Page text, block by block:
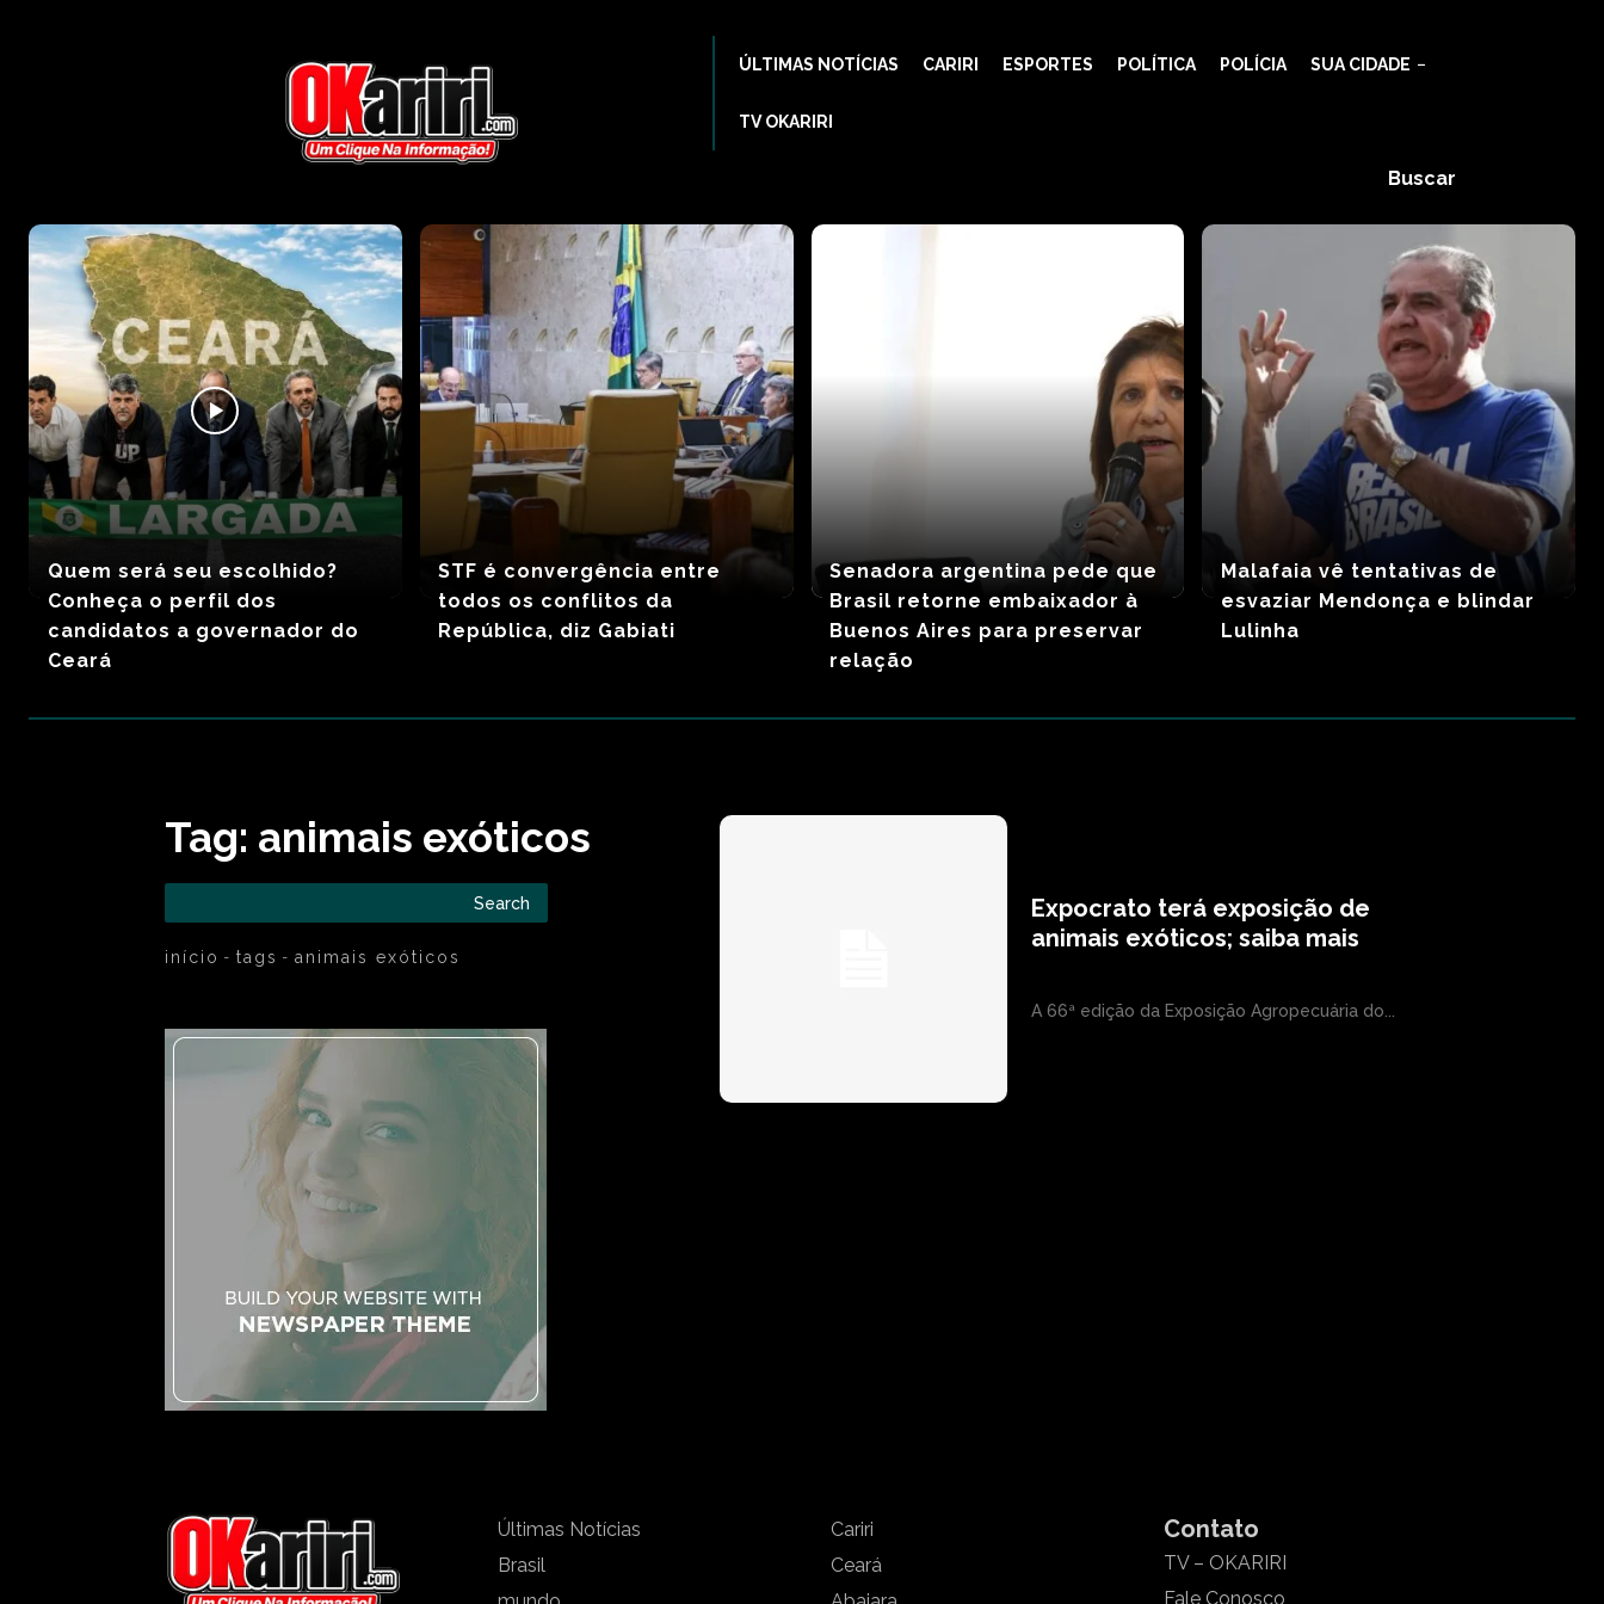
ÚLTIMAS NOTÍCIAS CARIRI ESPORTES POLÍTICA POLÍCIA SUA CIDADE
TV OKARIRI
Buscar
Quem será seu escolhido?
Conheça o perfil dos
candidatos a governador do
Ceará
STF é convergência entre
todos os conflitos da
República, diz Gabiati
Senadora argentina pede que
Brasil retorne embaixador à
Buenos Aires para preservar
relação
Malafaia vê tentativas de
esvaziar Mendonça e blindar
Lulinha
Tag: animais exóticos
Search
início tags animais exóticos
Expocrato terá exposição de
animais exóticos; saiba mais
A 66ª edição da Exposição Agropecuária do...
Últimas Notícias
Brasil
Cariri
Ceará
Contato
TV – OKARIRI
Fale Conosco